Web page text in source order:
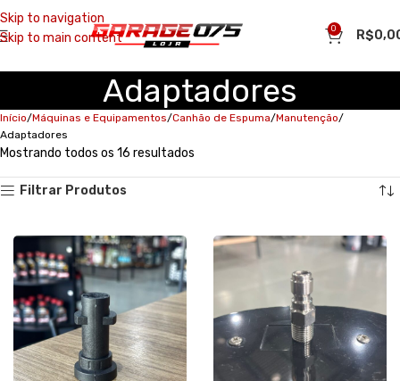
Skip to navigation
Skip to main content
0 R$
Adaptadores
Início Máquinas e Equipamentos Canhão de Espuma Manutenção
Adaptadores
Mostrando todos os 16 resultados
Filtrar Produtos